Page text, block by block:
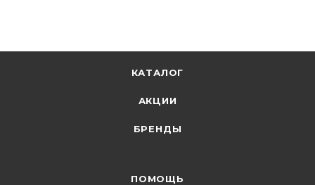
КАТАЛОГ
АКЦИИ
БРЕНДЫ
ПОМОЩЬ